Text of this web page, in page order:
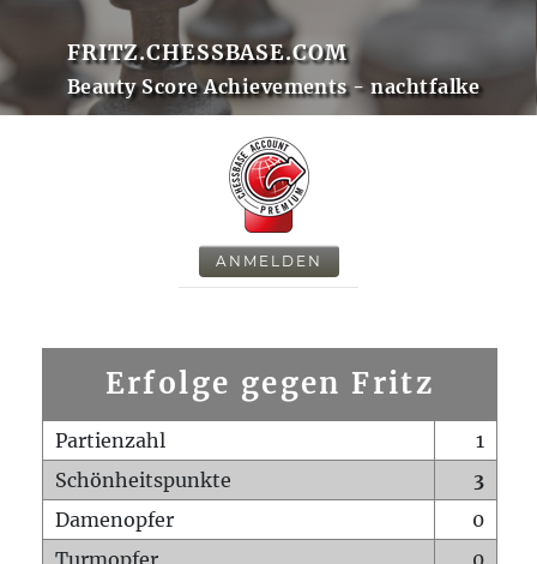
FRITZ.CHESSBASE.COM
Beauty Score Achievements - nachtfalke
ANMELDEN
Erfolge gegen Fritz
Partienzahl
1
Schönheitspunkte
3
Damenopfer
0